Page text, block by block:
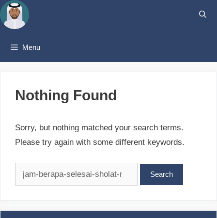
Skip
to
Menu
Nothing Found
Sorry, but nothing matched your search terms.
Please try again with some different keywords.
Search
for: